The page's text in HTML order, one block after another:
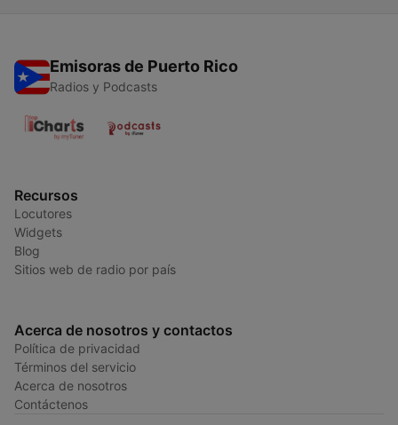
Emisoras de Puerto Rico
Radios y Podcasts
Recursos
Locutores
Widgets
Blog
Sitios web de radio por país
Acerca de nosotros y contactos
Política de privacidad
Términos del servicio
Acerca de nosotros
Contáctenos